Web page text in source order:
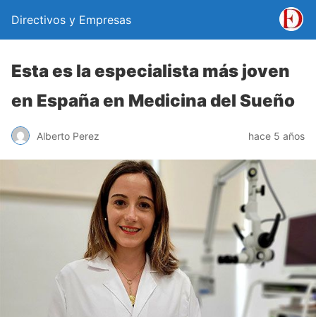
Directivos y Empresas
Esta es la especialista más joven
en España en Medicina del Sueño
Alberto Perez hace 5 años